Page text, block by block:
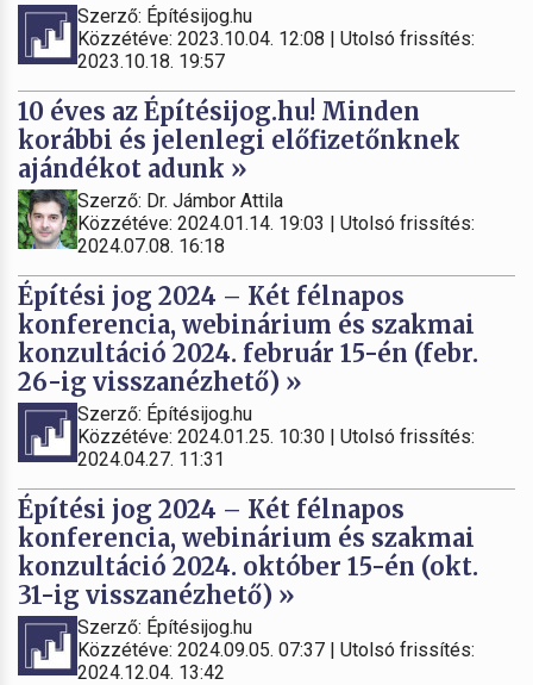
Szerző: Építésijog.hu
Közzétéve: 2023.10.04. 12:08 | Utolsó frissítés:
2023.10.18. 19:57
10 éves az Építésijog.hu! Minden
korábbi és jelenlegi előfizetőnknek
ajándékot adunk »
Szerző: Dr. Jámbor Attila
Közzétéve: 2024.01.14. 19:03 | Utolsó frissítés:
2024.07.08. 16:18
Építési jog 2024 – Két félnapos
konferencia, webinárium és szakmai
konzultáció 2024. február 15-én (febr.
26-ig visszanézhető) »
Szerző: Építésijog.hu
Közzétéve: 2024.01.25. 10:30 | Utolsó frissítés:
2024.04.27. 11:31
Építési jog 2024 – Két félnapos
konferencia, webinárium és szakmai
konzultáció 2024. október 15-én (okt.
31-ig visszanézhető) »
Szerző: Építésijog.hu
Közzétéve: 2024.09.05. 07:37 | Utolsó frissítés:
2024.12.04. 13:42